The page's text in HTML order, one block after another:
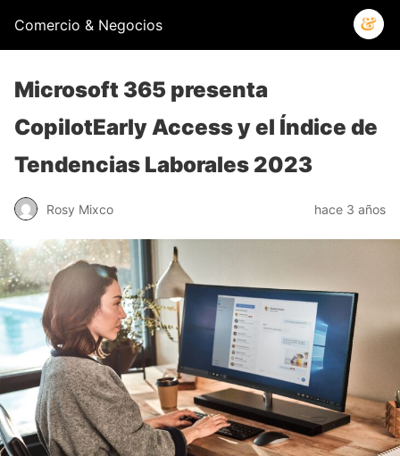
Comercio & Negocios
Microsoft 365 presenta
CopilotEarly Access y el Índice de
Tendencias Laborales 2023
Rosy Mixco hace 3 años